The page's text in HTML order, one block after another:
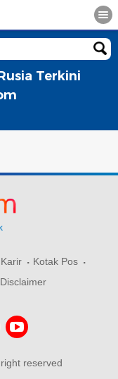
Terkini
Karir
Kotak Pos
Disclaimer
reserved